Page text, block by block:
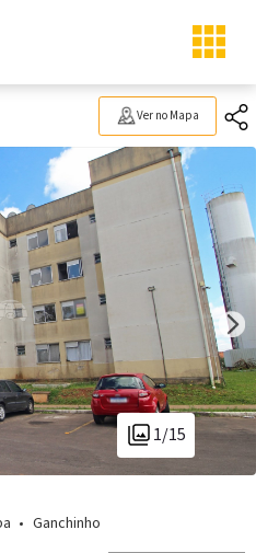
Ver no Mapa
1/15
Ganchinho